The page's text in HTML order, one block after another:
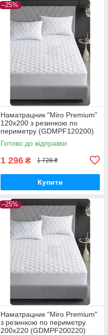
–25%
Наматрацник "Miro Premium"
120x200 з резинкою по
периметру (GDMPF120200)
Готово до відправки
1 296 ₴ 1 728 ₴
Купити
–25%
Наматрацник "Miro Premium"
з резинкою по периметру
200х220 (GDMPF200220)